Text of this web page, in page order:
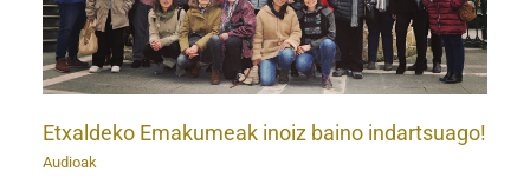
Etxaldeko Emakumeak inoiz baino indartsuago!
Audioak